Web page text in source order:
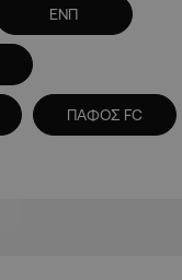
ΕΝΠ
ΠΑΦΟΣ FC